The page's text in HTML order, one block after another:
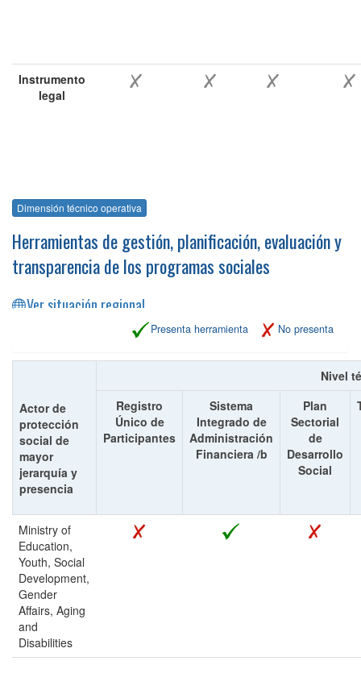
Instrumento
legal
Dimensión técnico operativa
Herramientas de gestión, planificación, evaluación y
transparencia de los programas sociales
Ver situación regional
Presenta herramienta No presenta
Actor de
protección
social de
mayor
jerarquía y
presencia
Nivel
Registro
Único de
Participantes
Sistema
Integrado de
Administración
Financiera /b
Plan
Sectorial
de
Desarrollo
Social
Ministry of
Education,
Youth, Social
Development,
Gender
Affairs, Aging
and
Disabilities